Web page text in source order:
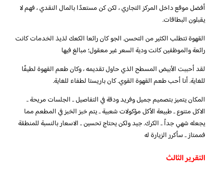
أفضل موقع داخل المركز التجاري ، لكن كن مستعدًا بالمال النقدي ، فهم لا
يقبلون البطاقات.
القهوة تتطلب الكثير من التحسن. الجو كان رائعا الكعك لذيذ الخدمات كانت
رائعة والموظفين كانت ودية السعر غير معقول؛ مبالغ فيها
لقد أحببت الأبيض المسطح الذي حاول تقديمه ، وكان طعم القهوة لطيفًا
للغاية. أنا أحب طعم القهوة القوي. كان باريستا لطفاء للغاية.
المكان يتميز بتصميم جميل وفريد ودقة في التفاصيل .. الجلسات مريحة ..
الاكل متنوع .. طبيعة الأكل مؤكولات شعبية .. يتم خبز الخبز في المطعم مما
يجعله شهي جداً .. الكرك. جيد ولكن يحتاج تحسين .. الاسعار بالنسبة للمنطقة
فممتاز .. سأكرر الزيارة له
التقرير الثالث